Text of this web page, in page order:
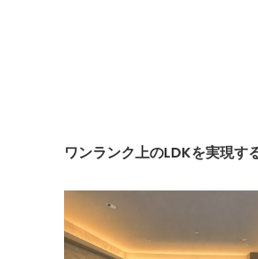
ワンランク上のLDKを実現す